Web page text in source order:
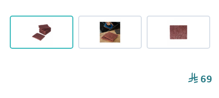
69